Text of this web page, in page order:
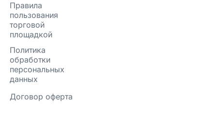
Правила
пользования
торговой
площадкой
Политика
обработки
персональных
данных
Договор оферта